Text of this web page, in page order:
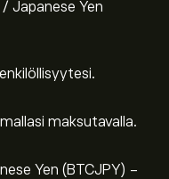
Japanese Yen
maksutavalla.
Yen (BTCJPY) -